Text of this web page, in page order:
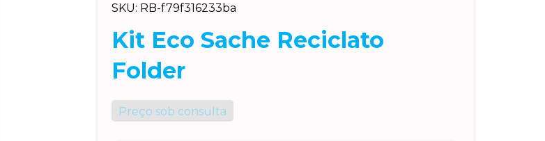
SKU: RB-f79f316233ba
Kit Eco Sache Reciclato
Folder
Preço sob consulta